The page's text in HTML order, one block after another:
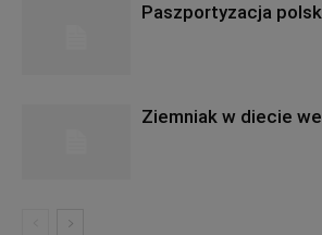
Paszportyzacja
Ziemniak w diecie